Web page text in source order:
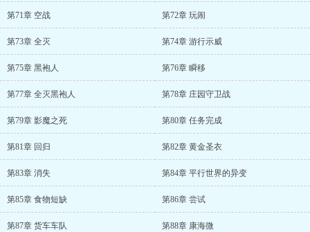
第71章 空战 第72章 玩闹
第73章 全灭 第74章 游行示威
第75章 黑袍人 第76章 瞬移
第77章 全灭黑袍人 第78章 庄园守卫战
第79章 影魔之死 第80章 任务完成
第81章 回归 第82章 黄金圣衣
第83章 消失 第84章 平行世界的异变
第85章 食物短缺 第86章 尝试
第87章 货车车队 第88章 康海微